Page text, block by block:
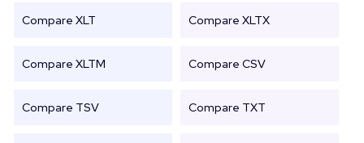
Compare XLT Compare XLTX
Compare XLTM Compare CSV
Compare TSV Compare TXT